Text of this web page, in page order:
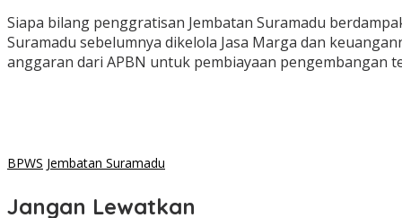
Siapa bilang penggratisan Jembatan Suramadu
Suramadu sebelumnya dikelola Jasa Marga dan
anggaran dari APBN untuk pembiayaan pengembangan
BPWS Jembatan Suramadu
Jangan Lewatkan